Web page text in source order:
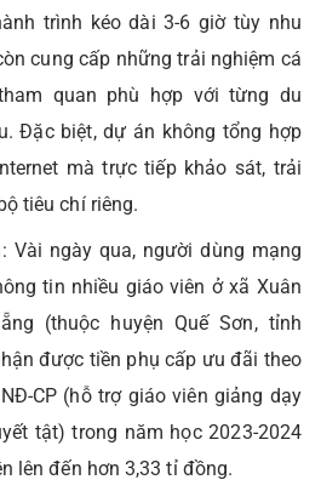
trình kéo dài 3-6 giờ tùy nhu
cung cấp những trải nghiệm cá
quan phù hợp với từng du
Đặc biệt, dự án không tổng hợp
mà trực tiếp khảo sát, trải
tiêu chí riêng.
Vài ngày qua, người dùng mạng
tin nhiều giáo viên ở xã Xuân
(thuộc huyện Quế Sơn, tỉnh
được tiền phụ cấp ưu đãi theo
CP (hỗ trợ giáo viên giảng dạy
tật) trong năm học 2023-2024
lên đến hơn 3,33 tỉ đồng.